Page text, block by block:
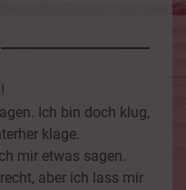
Ich bin doch klug,
klage.
mir etwas sagen.
aber ich lass mir